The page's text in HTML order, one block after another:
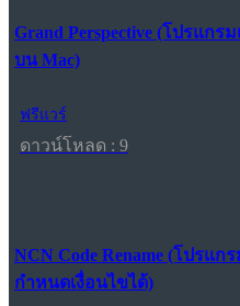
Grand Perspective (โปรแก
บน Mac)
ฟรีแวร์
ดาวน์โหลด : 9
NCN Code Rename (โปรแ
กำหนดเงื่อนไขได้)